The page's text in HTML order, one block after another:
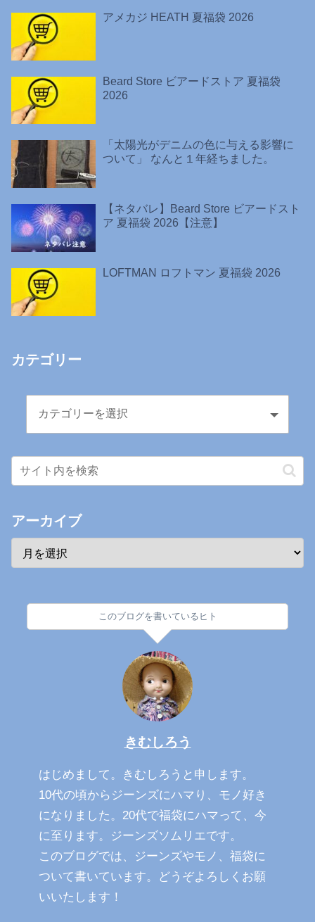
アメカジ HEATH 夏福袋 2026
Beard Store ビアードストア 夏福袋
2026
「太陽光がデニムの色に与える影響に
ついて」 なんと１年経ちました。
【ネタバレ】Beard Store ビアードスト
ア 夏福袋 2026【注意】
LOFTMAN ロフトマン 夏福袋 2026
カテゴリー
アーカイブ
このブログを書いているヒト
きむしろう
はじめまして。きむしろうと申します。
10代の頃からジーンズにハマり、モノ好き
になりました。20代で福袋にハマって、今
に至ります。ジーンズソムリエです。
このブログでは、ジーンズやモノ、福袋に
ついて書いています。どうぞよろしくお願
いいたします！